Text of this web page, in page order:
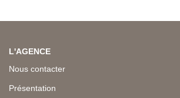
L'AGENCE
Nous contacter
Présentation